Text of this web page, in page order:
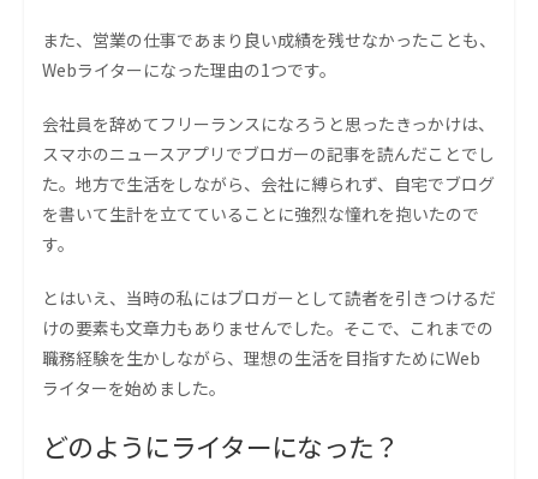
また、営業の仕事であまり良い成績を残せなかったことも、
Webライターになった理由の1つです。
会社員を辞めてフリーランスになろうと思ったきっかけは、
スマホのニュースアプリでブロガーの記事を読んだことでし
た。地方で生活をしながら、会社に縛られず、自宅でブログ
を書いて生計を立てていることに強烈な憧れを抱いたので
す。
とはいえ、当時の私にはブロガーとして読者を引きつけるだ
けの要素も文章力もありませんでした。そこで、これまでの
職務経験を生かしながら、理想の生活を目指すためにWeb
ライターを始めました。
どのようにライターになった？